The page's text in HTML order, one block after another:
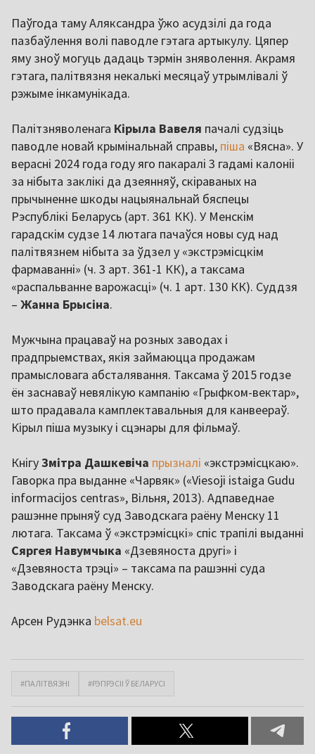
Паўгода таму Аляксандра ўжо асудзілі да года
пазбаўлення волі паводле гэтага артыкулу. Цяпер
яму зноў могуць дадаць тэрмін зняволення. Акрамя
гэтага, палітвязня некалькі месяцаў утрымлівалі ў
рэжыме інкамунікада.
Палітзняволенага Кірыла Вавеля пачалі судзіць
паводле новай крымінальнай справы, піша «Вясна». У
верасні 2024 года году яго пакаралі 3 гадамі калоніі
за нібыта заклікі да дзеянняў, скіраваных на
прычыненне шкоды нацыянальнай бяспецы
Рэспублікі Беларусь (арт. 361 КК). У Менскім
гарадскім судзе 14 лютага пачаўся новы суд над
палітвязнем нібыта за ўдзел у «экстрэмісцкім
фармаванні» (ч. 3 арт. 361-1 КК), а таксама
«распальванне варожасці» (ч. 1 арт. 130 КК). Суддзя
– Жанна Брысіна.
Мужчына працаваў на розных заводах і
прадпрыемствах, якія займаюцца продажам
прамысловага абсталявання. Таксама ў 2015 годзе
ён заснаваў невялікую кампанію «Грыфком-вектар»,
што прадавала камплектавальныя для канвеераў.
Кірыл піша музыку і сцэнары для фільмаў.
КнігуЗмітра Дашкевіча прызналі «экстрэмісцкаю».
Гаворка пра выданне «Чарвяк» («Viesoji istaiga Gudu
informacijos centras», Вільня, 2013). Адпаведнае
рашэнне прыняў суд Заводскага раёну Менску 11
лютага. Таксама ў «экстрэмісцкі» спіс трапілі выданні
Сяргея Навумчыка «Дзевяноста другi» і
«Дзевяноста трэцi» – таксама па рашэнні суда
Заводскага раёну Менску.
Арсен Рудэнка belsat.eu
#ПАЛІТВЯЗНІ #РЭПРЭСІІ Ў БЕЛАРУСІ